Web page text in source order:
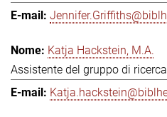
Katja Hackstein, M.A.
Assistente del gruppo di